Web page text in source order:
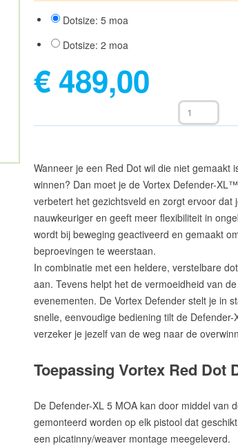
Dotsize: 5 moa
Dotsize: 2 moa
€ 489,00
Wanneer je een Red Dot wil die niet gemaakt
winnen? Dan moet je de Vortex Defender-
verbetert het gezichtsveld en zorgt ervoor dat
nauwkeuriger en geeft meer flexibiliteit in
wordt bij beweging geactiveerd en gemaakt
beproevingen te weerstaan.
In combinatie met een heldere, verstelbare
aan. Tevens helpt het de vermoeidheid van
evenementen. De Vortex Defender stelt je in
snelle, eenvoudige bediening tilt de
verzeker je jezelf van de weg naar de
Toepassing Vortex Red Dot
De Defender-XL 5 MOA kan door middel van
gemonteerd worden op elk pistool dat
een picatinny/weaver montage meegeleverd.